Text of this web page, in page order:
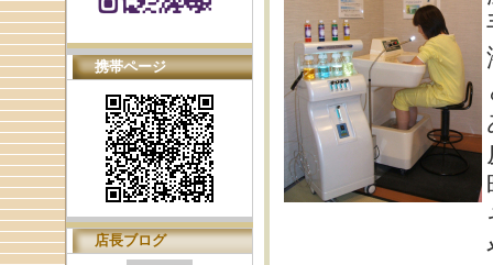
携帯ページ
店長ブログ